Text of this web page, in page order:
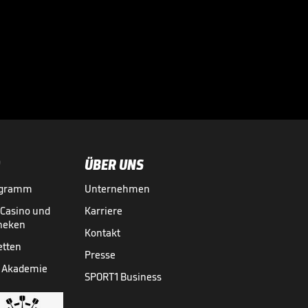
und
Akademie
ÜBER UNS
Unternehmen
Karriere
Kontakt
Presse
SPORT1 Business